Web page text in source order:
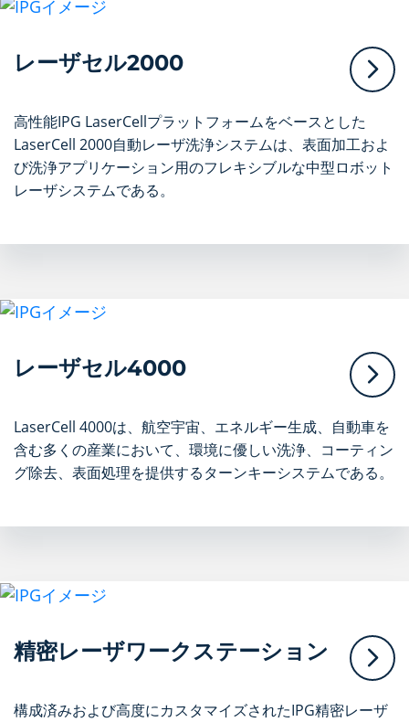
レーザセル2000
高性能IPG LaserCellプラットフォームをベースとした
LaserCell 2000自動レーザ洗浄システムは、表面加工およ
び洗浄アプリケーション用のフレキシブルな中型ロボット
レーザシステムである。
レーザセル4000
LaserCell 4000は、航空宇宙、エネルギー生成、自動車を
含む多くの産業において、環境に優しい洗浄、コーティン
グ除去、表面処理を提供するターンキーシステムである。
精密レーザワークステーション
構成済みおよび高度にカスタマイズされたIPG精密レーザ